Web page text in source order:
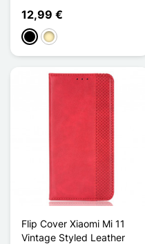
12,99 €
SchwarzGolden
Flip Cover Xiaomi Mi 11
Vintage Styled Leather